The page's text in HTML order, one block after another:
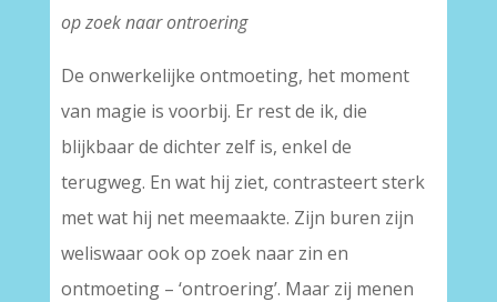
op zoek naar ontroering
De onwerkelijke ontmoeting, het moment
van magie is voorbij. Er rest de ik, die
blijkbaar de dichter zelf is, enkel de
terugweg. En wat hij ziet, contrasteert sterk
met wat hij net meemaakte. Zijn buren zijn
weliswaar ook op zoek naar zin en
ontmoeting – ‘ontroering’. Maar zij menen